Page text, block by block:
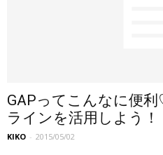
GAPってこんなに便
ラインを活用しよう！
KIKO - 2015/05/02